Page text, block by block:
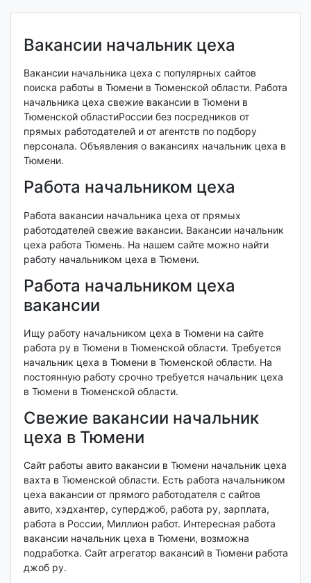
Вакансии начальник цеха
Вакансии начальника цеха с популярных сайтов
поиска работы в Тюмени в Тюменской области. Работа
начальника цеха свежие вакансии в Тюмени в
Тюменской областиРоссии без посредников от
прямых работодателей и от агентств по подбору
персонала. Объявления о вакансиях начальник цеха в
Тюмени.
Работа начальником цеха
Работа вакансии начальника цеха от прямых
работодателей свежие вакансии. Вакансии начальник
цеха работа Тюмень. На нашем сайте можно найти
работу начальником цеха в Тюмени.
Работа начальником цеха
вакансии
Ищу работу начальником цеха в Тюмени на сайте
работа ру в Тюмени в Тюменской области. Требуется
начальник цеха в Тюмени в Тюменской области. На
постоянную работу срочно требуется начальник цеха
в Тюмени в Тюменской области.
Свежие вакансии начальник
цеха в Тюмени
Сайт работы авито вакансии в Тюмени начальник цеха
вахта в Тюменской области. Есть работа начальником
цеха вакансии от прямого работодателя с сайтов
авито, хэдхантер, суперджоб, работа ру, зарплата,
работа в России, Миллион работ. Интересная работа
вакансии начальник цеха в Тюмени, возможна
подработка. Сайт агрегатор вакансий в Тюмени работа
джоб ру.